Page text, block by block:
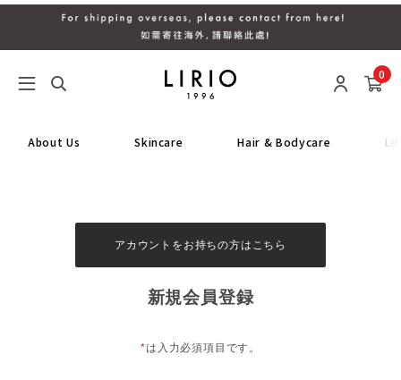
0
About Us Skincare Hair & Bodycare
アカウントをお持ちの方はこちら
新規会員登録
*は入力必須項目です。